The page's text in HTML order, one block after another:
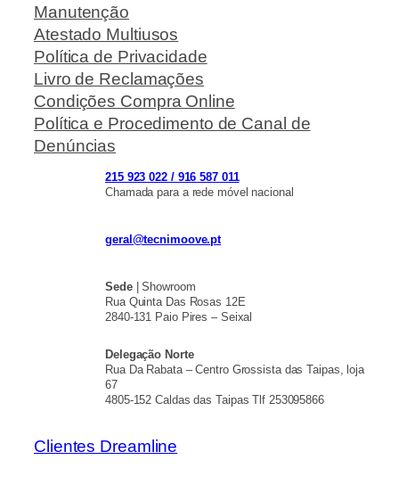
Manutenção
Atestado Multiusos
Política de Privacidade
Livro de Reclamações
Condições Compra Online
Política e Procedimento de Canal de
Denúncias
215 923 022 / 916 587 011
Chamada para a rede móvel nacional
geral@tecnimoove.pt
Sede| Showroom
Rua Quinta Das Rosas 12E
2840-131 Paio Pires – Seixal
Delegação Norte
Rua Da Rabata – Centro Grossista das Taipas, loja
67
4805-152 Caldas das Taipas Tlf 253095866
Clientes Dreamline